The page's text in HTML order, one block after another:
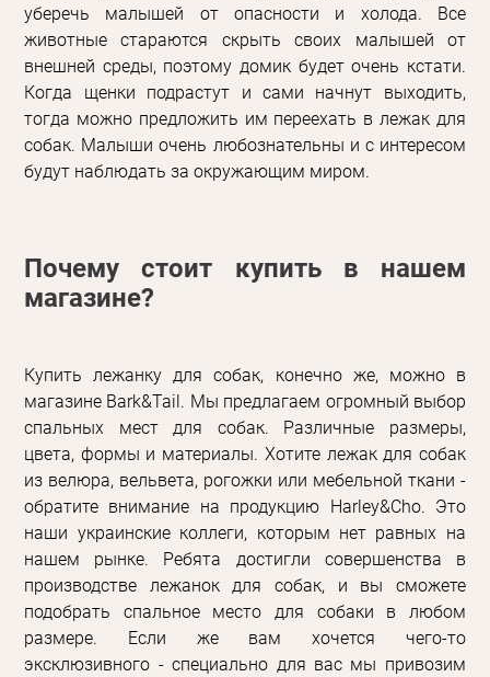
уберечь малышей от опасности и холода. Все
животные стараются скрыть своих малышей от
внешней среды, поэтому домик будет очень кстати.
Когда щенки подрастут и сами начнут выходить,
тогда можно предложить им переехать в лежак для
собак. Малыши очень любознательны и с интересом
будут наблюдать за окружающим миром.
Почему стоит купить в нашем
магазине?
Купить лежанку для собак, конечно же, можно в
магазине Bark&Tail. Мы предлагаем огромный выбор
спальных мест для собак. Различные размеры,
цвета, формы и материалы. Хотите лежак для собак
из велюра, вельвета, рогожки или мебельной ткани -
обратите внимание на продукцию Harley&Cho. Это
наши украинские коллеги, которым нет равных на
нашем рынке. Ребята достигли совершенства в
производстве лежанок для собак, и вы сможете
подобрать спальное место для собаки в любом
размере. Если же вам хочется чего-то
эксклюзивного - специально для вас мы привозим